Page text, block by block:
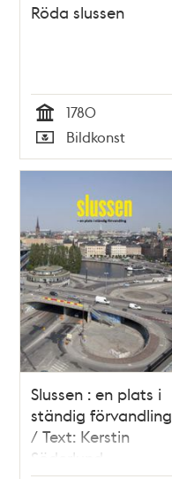
Röda slussen
Tid
1780
Typ
Bildkonst
Slussen : en plats i
ständig förvandling
/ Text: Kerstin
Söderlund